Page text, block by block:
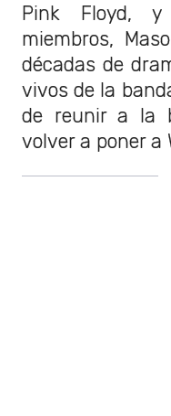
Pink Floyd,
miembros,
décadas de
vivos de la
de reunir a la
volver a poner a